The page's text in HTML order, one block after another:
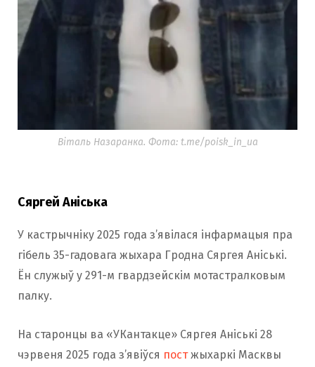
Віталь Назаранка. Фота: t.me/poisk_in_ua
Сяргей Аніська
У кастрычніку 2025 года з’явілася інфармацыя пра
гібель 35-гадовага жыхара Гродна Сяргея Аніські.
Ён служыў у 291-м гвардзейскім мотастралковым
палку.
На старонцы ва «УКантакце» Сяргея Аніські 28
чэрвеня 2025 года з’явіўся постжыхаркі Масквы